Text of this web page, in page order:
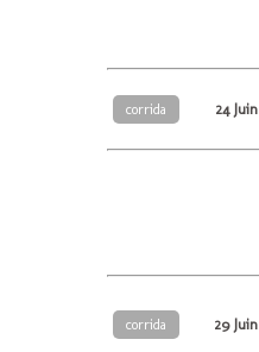
corrida 24 Juin
corrida 29 Juin